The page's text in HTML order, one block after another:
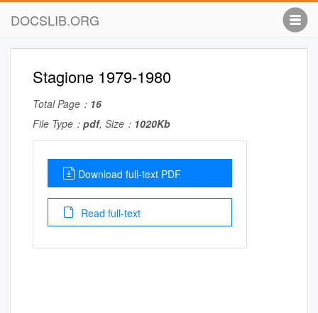
DOCSLIB.ORG
Stagione 1979-1980
Total Page： 16
File Type： pdf, Size： 1020Kb
Download full-text PDF
Read full-text